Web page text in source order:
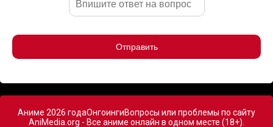
Отправить
Аниме 2026 годаОнгоингиВопросы или проблемы по сайту
AniMedia.org - Все аниме онлайн в одном месте (18+).